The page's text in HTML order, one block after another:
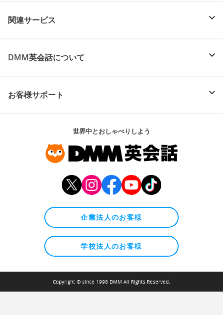
関連サービス
DMM英会話について
お客様サポート
世界中とおしゃべりしよう
企業法人のお客様
学校法人のお客様
Copyright © since 1998 DMM All Rights Reserved.